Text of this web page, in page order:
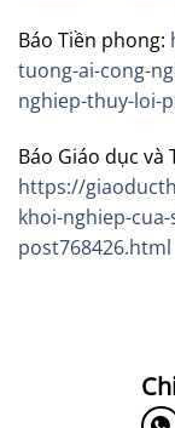
Báo Tiền phong:
tuong-ai-cong-
nghiep-thuy-loi-
Báo Giáo dục và
https://
khoi-nghiep-
post768426.html